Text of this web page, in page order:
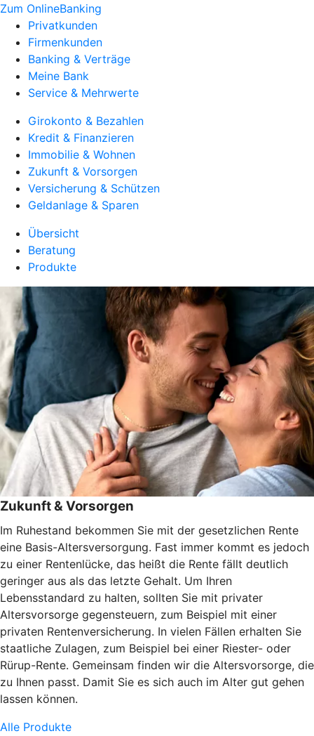
Zum OnlineBanking
Privatkunden
Firmenkunden
Banking & Verträge
Meine Bank
Service & Mehrwerte
Girokonto & Bezahlen
Kredit & Finanzieren
Immobilie & Wohnen
Zukunft & Vorsorgen
Versicherung & Schützen
Geldanlage & Sparen
Übersicht
Beratung
Produkte
Zukunft & Vorsorgen
Im Ruhestand bekommen Sie mit der gesetzlichen Rente
eine Basis-Altersversorgung. Fast immer kommt es jedoch
zu einer Rentenlücke, das heißt die Rente fällt deutlich
geringer aus als das letzte Gehalt. Um Ihren
Lebensstandard zu halten, sollten Sie mit privater
Altersvorsorge gegensteuern, zum Beispiel mit einer
privaten Rentenversicherung. In vielen Fällen erhalten Sie
staatliche Zulagen, zum Beispiel bei einer Riester- oder
Rürup-Rente. Gemeinsam finden wir die Altersvorsorge, die
zu Ihnen passt. Damit Sie es sich auch im Alter gut gehen
lassen können.
Alle Produkte